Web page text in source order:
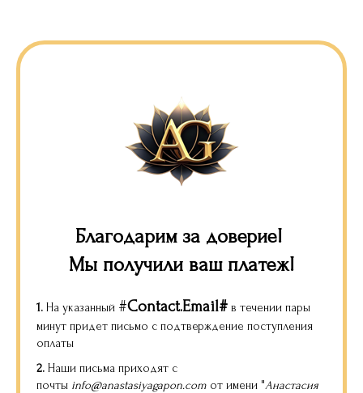
Благодарим за доверие!
Мы получили ваш платеж!
1. На указанный #Contact.Email# в течении пары
минут придет письмо с подтверждение поступления
оплаты
2. Наши письма приходят с
почты info@anastasiyagapon.com от имени "Анастасия